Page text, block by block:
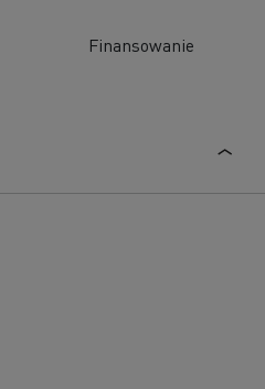
Finansowanie